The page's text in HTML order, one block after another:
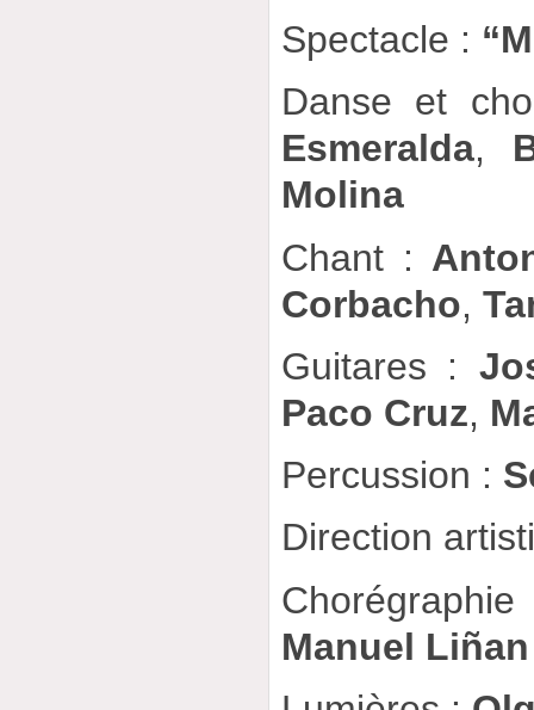
Spectacle :
Danse et
Esmeralda,
Molina
Chant :
Corbacho,
Guitares :
Paco Cruz,
Percussion :
Direction
Manuel Liñan